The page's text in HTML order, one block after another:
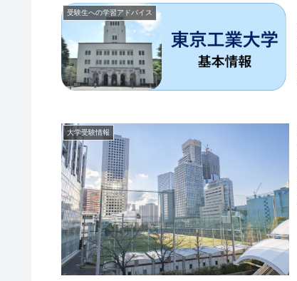
受験生への学習アドバイス
大学受験情報